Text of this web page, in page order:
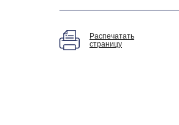
Распечатать
страницу